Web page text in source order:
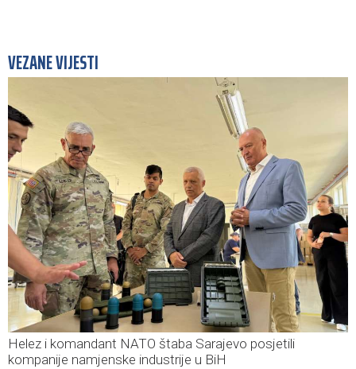
VEZANE VIJESTI
Helez i komandant NATO štaba Sarajevo posjetili
kompanije namjenske industrije u BiH